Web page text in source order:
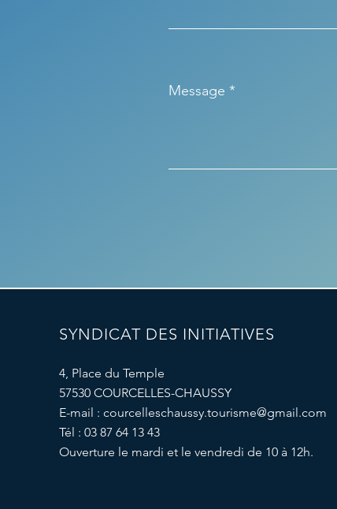
Message
SYNDICAT DES INITIATIVES
4, Place du Temple
57530 COURCELLES-CHAUSSY
E-mail : courcelleschaussy.tourisme@gmail.com
Tél : 03 87 64 13 43
Ouverture le mardi et le vendredi de 10 à 12h.